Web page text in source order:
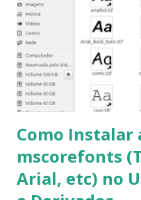
Procurar arquivos
Corrigir problemas de
pacotes pendentes e
6- Se o comando sudo
Como
mscorefonts
Arial, etc) no